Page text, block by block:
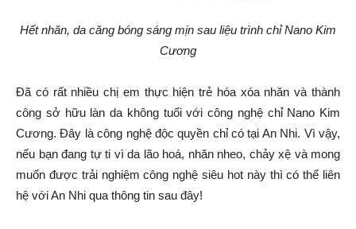
Hết nhăn, da căng bóng sáng mịn sau liệu trình chỉ Nano Kim
Cương
Đã có rất nhiều chị em thực hiện trẻ hóa xóa nhăn và thành
công sở hữu làn da không tuổi với công nghệ chỉ Nano Kim
Cương. Đây là công nghệ độc quyền chỉ có tại An Nhi. Vì vậy,
nếu bạn đang tự ti vì da lão hoá, nhăn nheo, chảy xệ và mong
muốn được trải nghiệm công nghệ siêu hot này thì có thể liên
hệ với An Nhi qua thông tin sau đây!